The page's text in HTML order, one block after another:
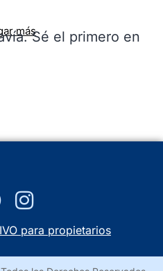
másSé el primero en
para propietarios